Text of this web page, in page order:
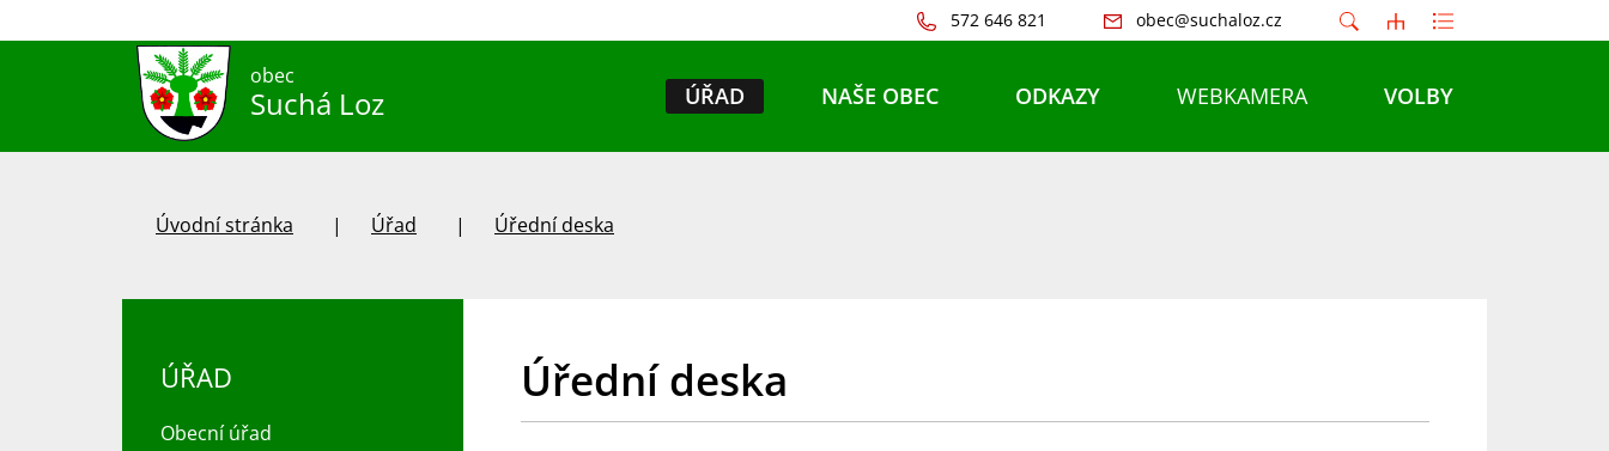
572 646 821 obec@suchaloz.cz
obec
Suchá Loz ÚŘAD NAŠE OBEC ODKAZY WEBKAMERA VOLBY
Úvodní stránka Úřad Úřední deska
Úřední deska
ÚŘAD
Obecní úřad